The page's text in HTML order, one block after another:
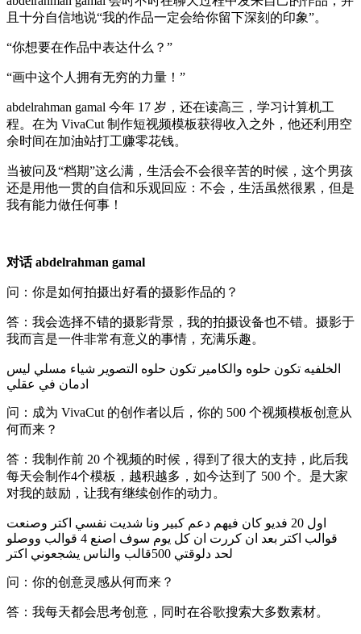
且十分自信地说“我的作品一定会给你留下深刻的印象”。
“你想要在作品中表达什么？”
“画中这个人拥有无穷的力量！”
abdelrahman gamal 今年 17 岁，还在读高三，学习计算机工
程。在为 VivaCut 制作短视频模板获得收入之外，他还利用空
余时间在加油站打工赚零花钱。
当被问及“档期”这么满，生活会不会很辛苦的时候，这个男孩
还是用他一贯的自信和乐观回应：不会，生活虽然很累，但是
我有能力做任何事！
对话 abdelrahman gamal
问：你是如何拍摄出好看的摄影作品的？
答：我会选择不错的摄影背景，我的拍摄设备也不错。摄影于
我而言是一件非常有意义的事情，充满乐趣。
الخلفيه تكون حلوه والكامير تكون حلوه التصوير شياء مسلي ليس
ادمان في عقلي
问：成为 VivaCut 的创作者以后，你的 500 个视频模板创意从
何而来？
答：我制作前 20 个视频的时候，得到了很大的支持，此后我
每天会制作4个模板，越积越多，如今达到了 500 个。是大家
对我的鼓励，让我有继续创作的动力。
اول 20 فديو كان فيهم دعم كبير ونا شديت نفسي اكتر وصنعت
قوالب اكتر بعد ان كررت ان كل يوم سوف اصنع 4 قوالب ووصلو
لحد دلوقتي 500قالب والناس يشجعوني اكتر
问：你的创意灵感从何而来？
答：我每天都会思考创意，同时在谷歌搜索大多数素材。